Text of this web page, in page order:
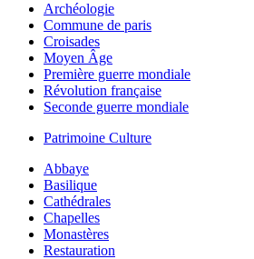
Archéologie
Commune de paris
Croisades
Moyen Âge
Première guerre mondiale
Révolution française
Seconde guerre mondiale
Patrimoine Culture
Abbaye
Basilique
Cathédrales
Chapelles
Monastères
Restauration